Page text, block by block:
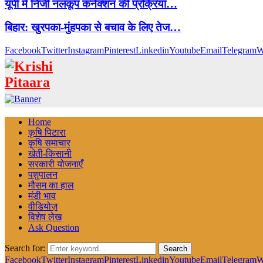
यूपी में निजी नलकूप कनेक्शन की प्रक्रिया…
बिहार: खुरपका-मुंहपका से बचाव के लिए तेज…
FacebookTwitterInstagramPinterestLinkedinYoutubeEmailTelegram
Home
कृषि पिटारा
कृषि समाचार
खेती-किसानी
सरकारी योजनाएँ
पशुपालन
मौसम का हाल
मंडी भाव
वीडियोज़
विशेष लेख
Ask Question
Search for: Search
FacebookTwitterInstagramPinterestLinkedinYoutubeEmailTelegram